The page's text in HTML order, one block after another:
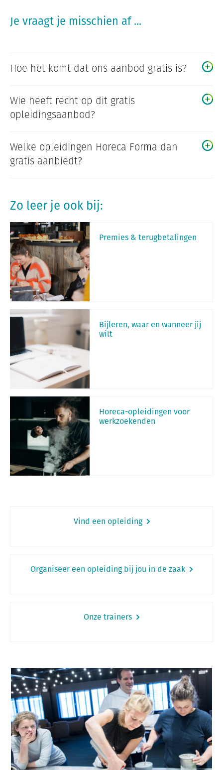
Je vraagt je misschien af ...
Hoe het komt dat ons aanbod gratis is?
Wie heeft recht op dit gratis
opleidingsaanbod?
Welke opleidingen Horeca Forma dan
gratis aanbiedt?
Zo leer je ook bij:
Premies & terugbetalingen
Bijleren, waar en wanneer jij
wilt
Horeca-opleidingen voor
werkzoekenden
Vind een opleiding
Organiseer een opleiding bij jou in de zaak
Onze trainers
Open
gallery